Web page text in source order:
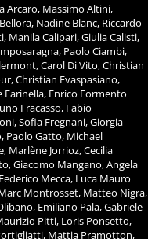
Arcaro, Massimo Altini,
Nadine Blanc, Riccardo
Manila Calipari, Giulia Calisti,
Paolo Ciambi,
Carol Di Vito, Christian
Christian Evaspasiano,
Farinella, Enrico Formento
Fracasso, Fabio
Sofia Fregnani, Giorgia
Paolo Gatto, Michael
Marlène Jorrioz, Cecilia
Giacomo Mangano, Angela
Mecca, Luca Mauro
Montrosset, Matteo Nigra,
Emiliano Pala, Gabriele
Pitti, Loris Ponsetto,
Mattia Pramotton,